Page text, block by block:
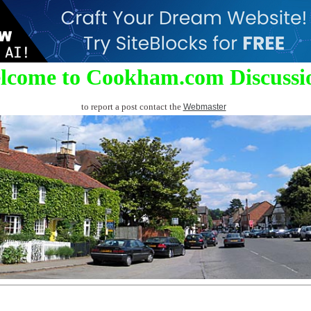
to Cookham.com
to report a post contact the Webmaster